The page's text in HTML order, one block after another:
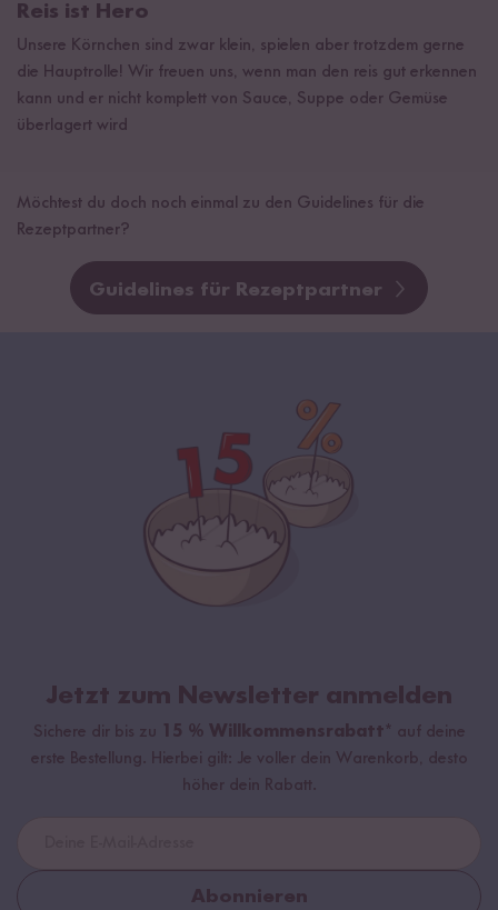
Reis ist Hero
Unsere Körnchen sind zwar klein, spielen aber trotzdem gerne
die Hauptrolle! Wir freuen uns, wenn man den reis gut erkennen
kann und er nicht komplett von Sauce, Suppe oder Gemüse
überlagert wird
Möchtest du doch noch einmal zu den Guidelines für die
Rezeptpartner?
Guidelines für Rezeptpartner
Jetzt zum Newsletter anmelden
Sichere dir bis zu 15 % Willkommensrabatt* auf deine
erste Bestellung. Hierbei gilt: Je voller dein Warenkorb, desto
höher dein Rabatt.
Abonnieren